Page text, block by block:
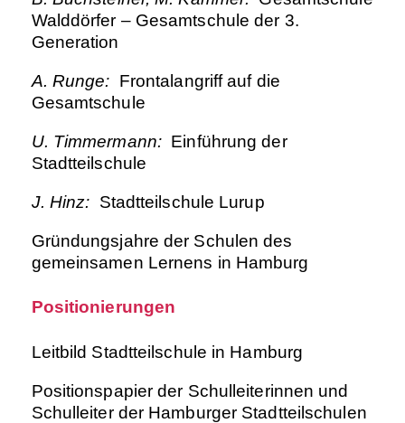
Walddörfer – Gesamtschule der 3.
Generation
A. Runge: Frontalangriff auf die
Gesamtschule
U. Timmermann: Einführung der
Stadtteilschule
J. Hinz: Stadtteilschule Lurup
Gründungsjahre der Schulen des
gemeinsamen Lernens in Hamburg
Positionierungen
Leitbild Stadtteilschule in Hamburg
Positionspapier der Schulleiterinnen und
Schulleiter der Hamburger Stadtteilschulen